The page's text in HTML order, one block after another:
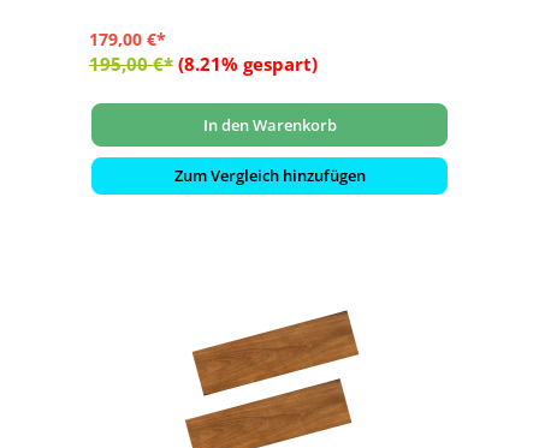
179,00 €*
195,00 €* (8.21% gespart)
In den Warenkorb
Zum Vergleich hinzufügen